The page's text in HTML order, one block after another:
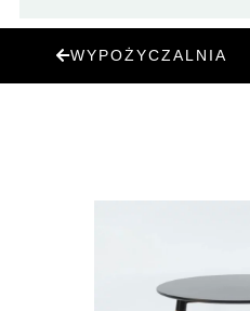
WYPOŻYCZALNIA